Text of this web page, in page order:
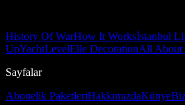
History Of WarHow It Worksİstanbul
UpYachtLevelElle DecorationAll About
Sayfalar
Abonelik PaketleriHakkımızdaKünye